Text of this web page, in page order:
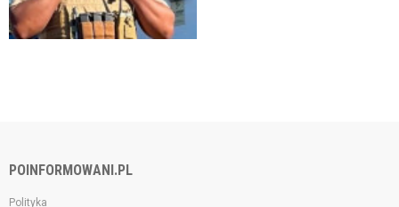
POINFORMOWANI.PL
Polityka